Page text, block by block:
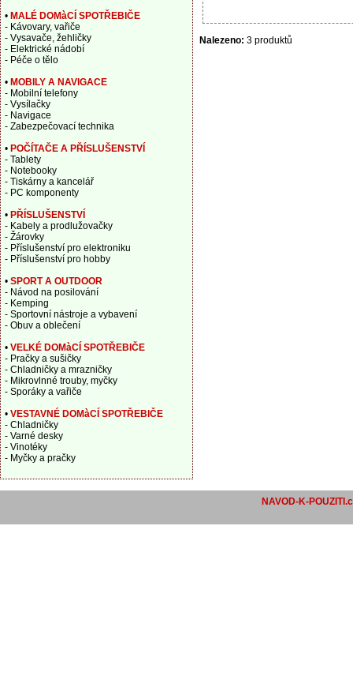
Nalezeno: 3 produktů
• MALÉ DOMàCÍ SPOTŘEBIČE
- Kávovary, vařiče
- Vysavače, žehličky
- Elektrické nádobí
- Péče o tělo
• MOBILY A NAVIGACE
- Mobilní telefony
- Vysílačky
- Navigace
- Zabezpečovací technika
• POČÍTAČE A PŘÍSLUŠENSTVÍ
- Tablety
- Notebooky
- Tiskárny a kancelář
- PC komponenty
• PŘÍSLUŠENSTVÍ
- Kabely a prodlužovačky
- Žárovky
- Příslušenství pro elektroniku
- Příslušenství pro hobby
• SPORT A OUTDOOR
- Návod na posilování
- Kemping
- Sportovní nástroje a vybavení
- Obuv a oblečení
• VELKÉ DOMàCÍ SPOTŘEBIČE
- Pračky a sušičky
- Chladničky a mrazničky
- Mikrovlnné trouby, myčky
- Sporáky a vařiče
• VESTAVNÉ DOMàCÍ SPOTŘEBIČE
- Chladničky
- Varné desky
- Vinotéky
- Myčky a pračky
NAVOD-K-